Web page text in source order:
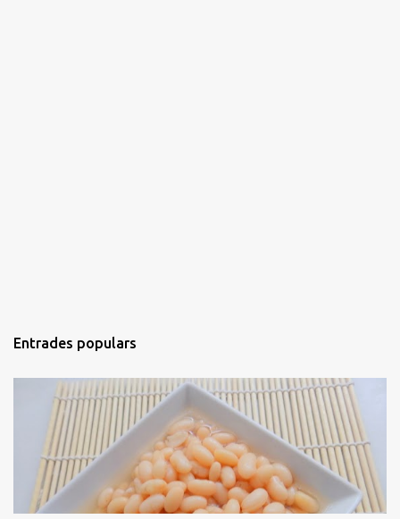
Entrades populars